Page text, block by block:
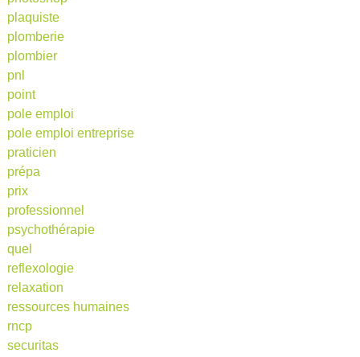
plaquiste
plomberie
plombier
pnl
point
pole emploi
pole emploi entreprise
praticien
prépa
prix
professionnel
psychothérapie
quel
reflexologie
relaxation
ressources humaines
rncp
securitas